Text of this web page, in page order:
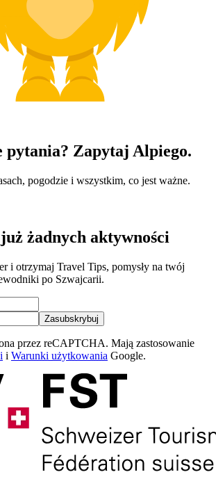
pytania? Zapytaj Alpiego.
pogodzie i wszystkim, co jest ważne.
żadnych aktywności
i otrzymaj Travel Tips, pomysły na twój
po Szwajcarii.
Zasubskrybuj
przez reCAPTCHA. Mają zastosowanie
i Warunki użytkowania Google.